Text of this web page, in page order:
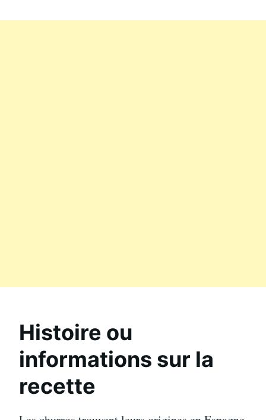
Histoire ou
informations sur la
recette